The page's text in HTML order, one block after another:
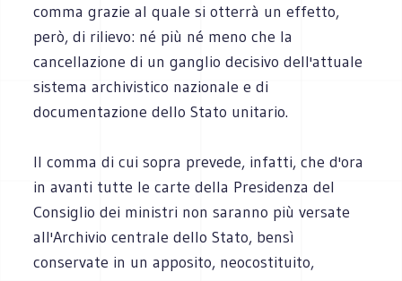
comma grazie al quale si otterrà un effetto,
però, di rilievo: né più né meno che la
cancellazione di un ganglio decisivo dell'attuale
sistema archivistico nazionale e di
documentazione dello Stato unitario.
Il comma di cui sopra prevede, infatti, che d'ora
in avanti tutte le carte della Presidenza del
Consiglio dei ministri non saranno più versate
all'Archivio centrale dello Stato, bensì
conservate in un apposito, neocostituito,